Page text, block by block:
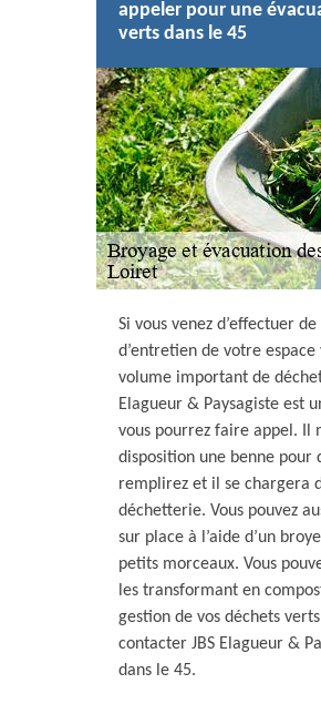
appeler pour une
verts dans le 45
Si vous venez d’effectuer
d’entretien de votre
volume important de
Elagueur & Paysagiste est
vous pourrez faire appel. Il
disposition une benne pour
remplirez et il se chargera
déchetterie. Vous pouvez
sur place à l’aide d’un
petits morceaux. Vous
les transformant en
gestion de vos déchets
contacter JBS Elagueur &
dans le 45.